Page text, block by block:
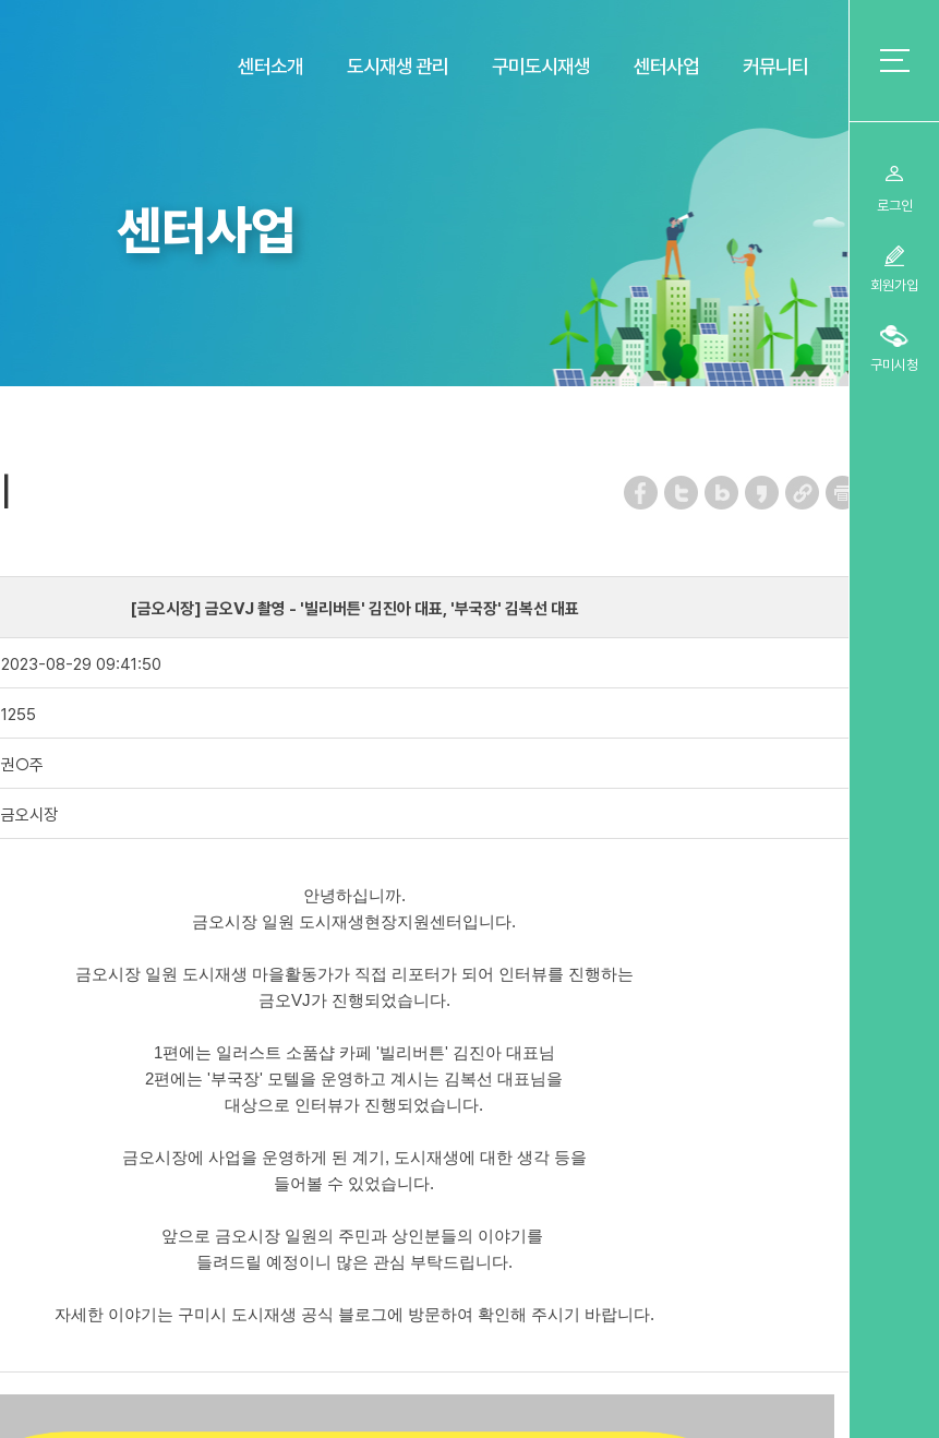
로그인
회원가입
구미시청
센터소개 도시재생 관리 구미도시재생 센터사업 커뮤니티
센터사업
[금오시장] 금오VJ 촬영 - '빌리버튼' 김진아 대표, '부국장' 김복선 대표
2023-08-29 09:41:50
1255
권○주
금오시장
안녕하십니까.
금오시장 일원 도시재생현장지원센터입니다.
금오시장 일원 도시재생 마을활동가가 직접 리포터가 되어 인터뷰를 진행하는
금오VJ가 진행되었습니다.
1편에는 일러스트 소품샵 카페 '빌리버튼' 김진아 대표님
2편에는 '부국장' 모텔을 운영하고 계시는 김복선 대표님을
대상으로 인터뷰가 진행되었습니다.
금오시장에 사업을 운영하게 된 계기, 도시재생에 대한 생각 등을
들어볼 수 있었습니다.
앞으로 금오시장 일원의 주민과 상인분들의 이야기를
들려드릴 예정이니 많은 관심 부탁드립니다.
자세한 이야기는 구미시 도시재생 공식 블로그에 방문하여 확인해 주시기 바랍니다.